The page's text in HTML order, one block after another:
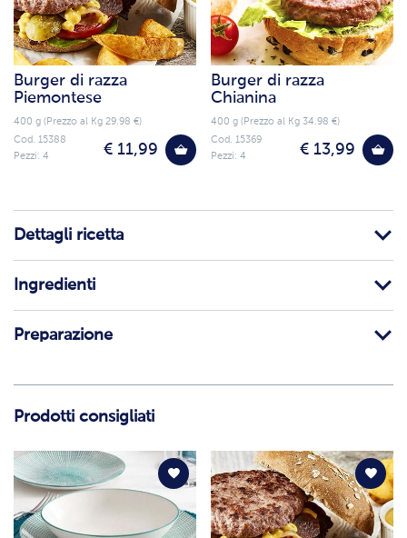
Burger di razza
Piemontese
400 g (Prezzo al Kg 29.98 €)
€ 11,99
Cod. 15388
Pezzi: 4
Burger di razza
Chianina
400 g (Prezzo al Kg 34.98 €)
€ 13,99
Cod. 15369
Pezzi: 4
Dettagli ricetta
Ingredienti
Preparazione
Prodotti consigliati